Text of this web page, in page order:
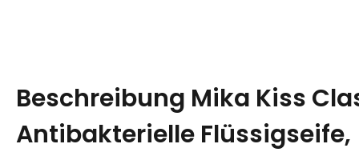
Beschreibung Mika Kiss
Antibakterielle Flüssigseife,